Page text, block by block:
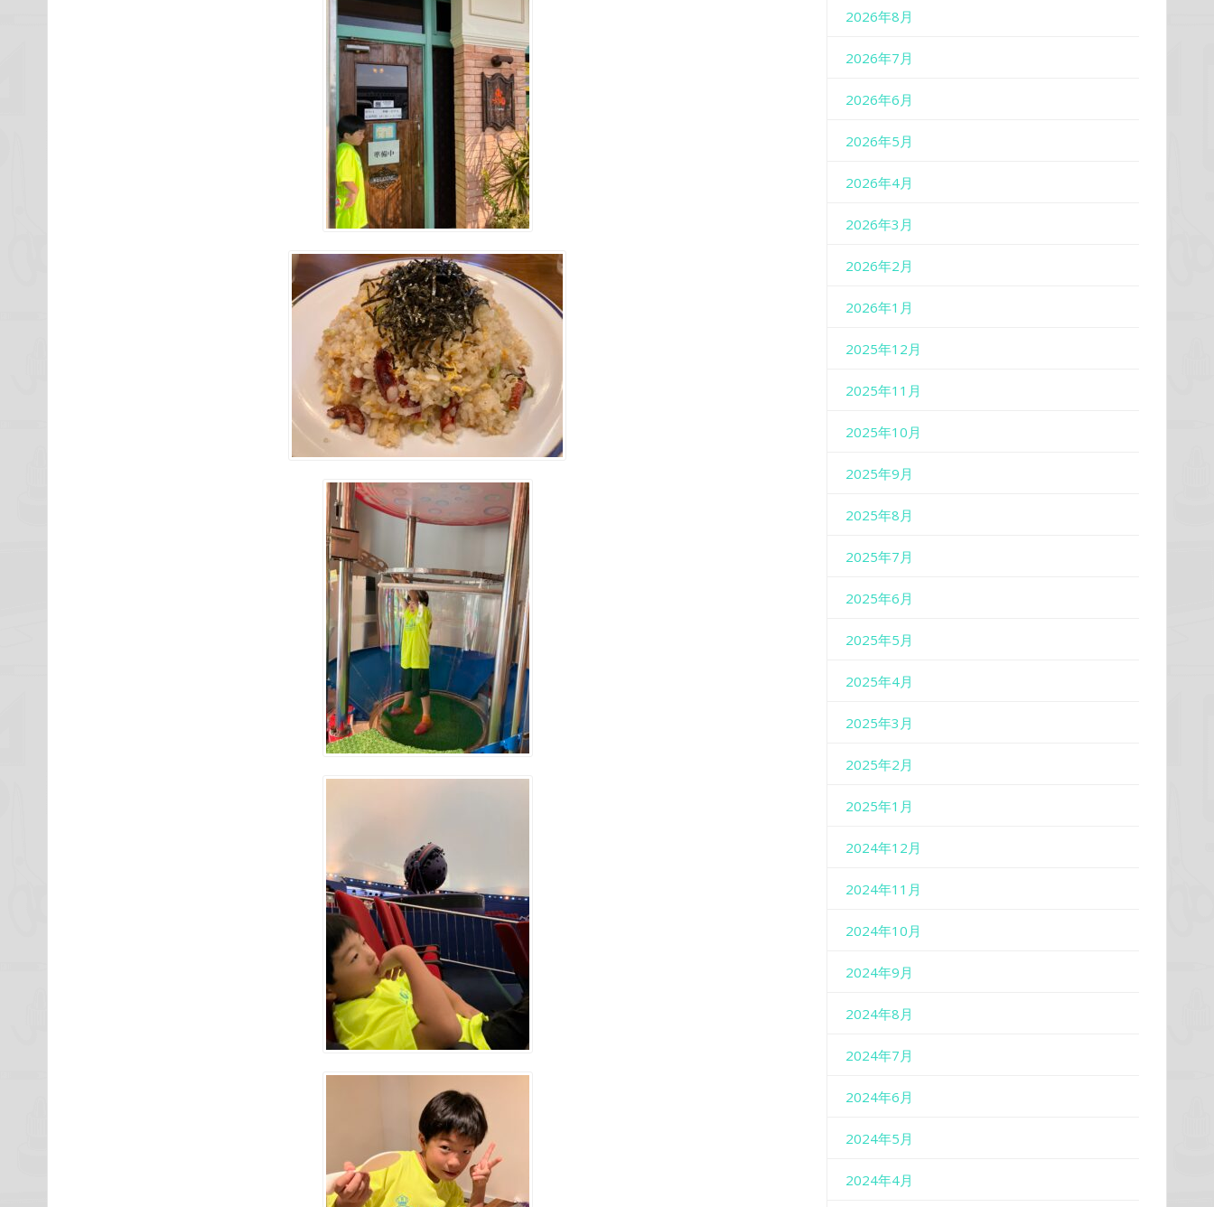
2026年8月
2026年7月
2026年6月
2026年5月
2026年4月
2026年3月
2026年2月
2026年1月
2025年12月
2025年11月
2025年10月
2025年9月
2025年8月
2025年7月
2025年6月
2025年5月
2025年4月
2025年3月
2025年2月
2025年1月
2024年12月
2024年11月
2024年10月
2024年9月
2024年8月
2024年7月
2024年6月
2024年5月
2024年4月